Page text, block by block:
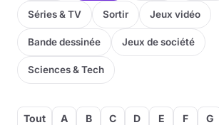
Séries & TV Sortir Jeux vidéo
Bande dessinée Jeux de société
Sciences & Tech
Tout A B C D E F G